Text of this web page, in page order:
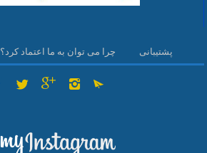
چرا می توان به ما اعتماد کرد؟ پشتیبانی